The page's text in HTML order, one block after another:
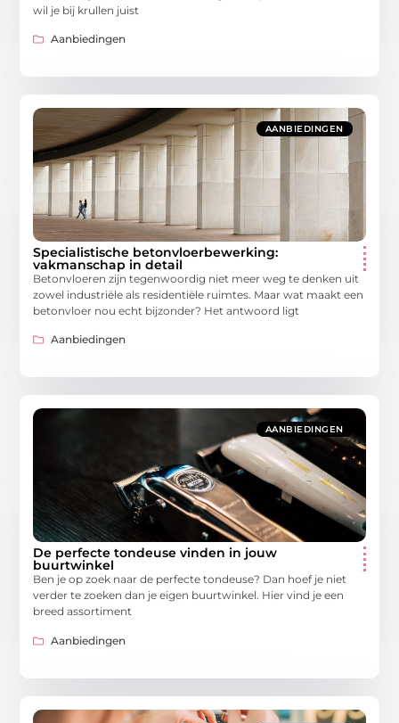
wil je bij krullen juist
Aanbiedingen
AANBIEDINGEN
Specialistische betonvloerbewerking:
vakmanschap in detail
Betonvloeren zijn tegenwoordig niet meer weg te denken uit
zowel industriële als residentiële ruimtes. Maar wat maakt een
betonvloer nou echt bijzonder? Het antwoord ligt
Aanbiedingen
AANBIEDINGEN
De perfecte tondeuse vinden in jouw
buurtwinkel
Ben je op zoek naar de perfecte tondeuse? Dan hoef je niet
verder te zoeken dan je eigen buurtwinkel. Hier vind je een
breed assortiment
Aanbiedingen